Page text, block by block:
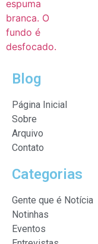
Blog
Página Inicial
Sobre
Arquivo
Contato
Categorias
Gente que é Notícia
Notinhas
Eventos